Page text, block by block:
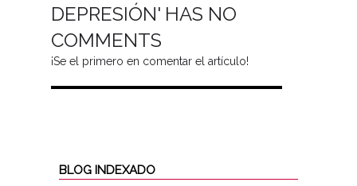
DEPRESIÓN' HAS NO
COMMENTS
¡Se el primero en comentar el artículo!
BLOG INDEXADO